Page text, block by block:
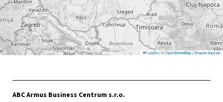
Leaflet|©OpenStreetMap|Shoptet doplnek
ABC Armus Business Centrum s.r.o.